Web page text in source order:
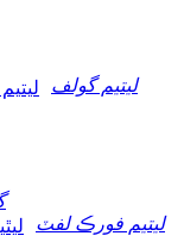
ليتيم گولف
ليتيم فورڪ لفٽ